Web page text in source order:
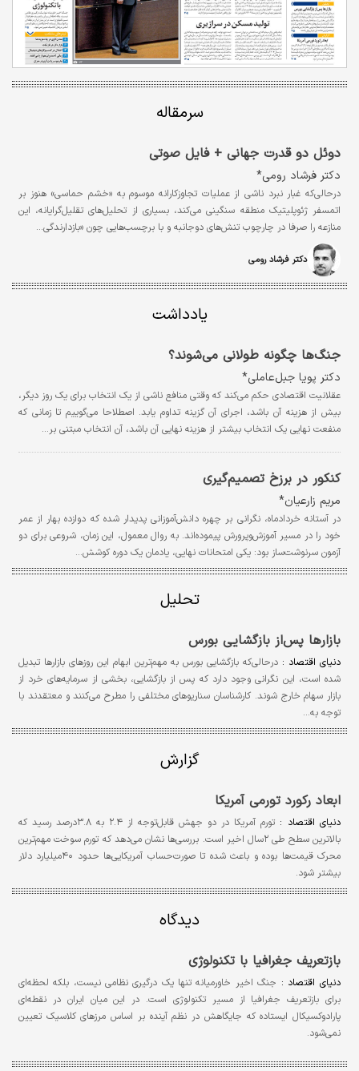
سرمقاله
دوئل دو قدرت جهانی + فایل صوتی
دکتر فرشاد رومی*
درحالی‌که غبار نبرد ناشی از عملیات تجاوزکارانه موسوم به «خشم حماسی» هنوز بر
اتمسفر ژئوپلیتیک منطقه سنگینی می‌کند، بسیاری از تحلیل‌های تقلیل‌گرایانه، این
منازعه را صرفا در چارچوب تنش‌های دوجانبه و با برچسب‌هایی چون «بازدارندگی…
دکتر فرشاد رومی
یادداشت
جنگ‌ها چگونه طولانی می‌شوند؟
دکتر پویا جبل‌عاملی*
عقلانیت اقتصادی حکم می‌کند که وقتی منافع ناشی از یک انتخاب برای یک روز دیگر،
بیش از هزینه آن باشد، اجرای آن گزینه تداوم یابد. اصطلاحا می‌گوییم تا زمانی که
منفعت نهایی یک انتخاب بیشتر از هزینه نهایی آن باشد، آن انتخاب مبتنی بر…
کنکور در برزخ تصمیم‌گیری
مریم زارعیان*
در آستانه خردادماه، نگرانی بر چهره دانش‌آموزانی پدیدار شده که دوازده بهار از عمر
خود را در مسیر آموزش‌وپرورش پیموده‌اند. به روال معمول، این زمان، شروعی برای دو
آزمون سرنوشت‌ساز بود: یکی امتحانات نهایی، یادمان یک دوره کوشش…
تحلیل
بازارها پس‌از بازگشایی بورس
دنیای اقتصاد : درحالی‌که بازگشایی بورس به مهم‌ترین ابهام این روزهای بازارها تبدیل
شده است، این نگرانی وجود دارد که پس از بازگشایی، بخشی از سرمایه‌های خرد از
بازار سهام خارج شوند. کارشناسان سناریوهای مختلفی را مطرح می‌کنند و معتقدند با
توجه به…
گزارش
ابعاد رکورد تورمی آمریکا
دنیای اقتصاد :
تورم آمریکا در دو جهش قابل‌توجه از ۲.۴ به ۳.۸درصد رسید که
بالاترین سطح طی ۲سال اخیر است. بررسی‌ها نشان می‌دهد که تورم سوخت مهم‌ترین
محرک قیمت‌ها بوده و باعث شده تا صورت‌حساب آمریکایی‌ها حدود ۴۰‌میلیارد دلار
بیشتر شود.
دیدگاه
بازتعریف جغرافیا با تکنولوژی
دنیای اقتصاد : جنگ اخیر خاورمیانه تنها یک درگیری نظامی نیست، بلکه لحظه‌ای
برای بازتعریف جغرافیا از مسیر تکنولوژی است. در این میان ایران در نقطه‌ای
پارادوکسیکال ایستاده که جایگاهش در نظم آینده بر اساس مرزهای کلاسیک تعیین
نمی‌شود.